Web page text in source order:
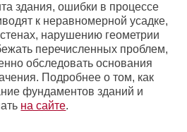
здания, ошибки в процессе
к неравномерной усадке,
нарушению геометрии
перечисленных проблем,
обследовать основания
Подробнее о том, как
фундаментов зданий и
на сайте.